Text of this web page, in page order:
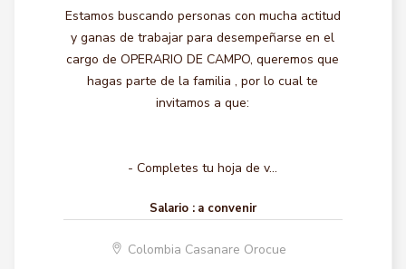
Estamos buscando personas con mucha actitud
y ganas de trabajar para desempeñarse en el
cargo de OPERARIO DE CAMPO, queremos que
hagas parte de la familia , por lo cual te
invitamos a que:
- Completes tu hoja de v...
Salario : a convenir
Colombia Casanare Orocue